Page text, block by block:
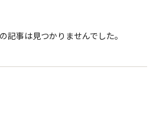
記事は見つかりませんでした。